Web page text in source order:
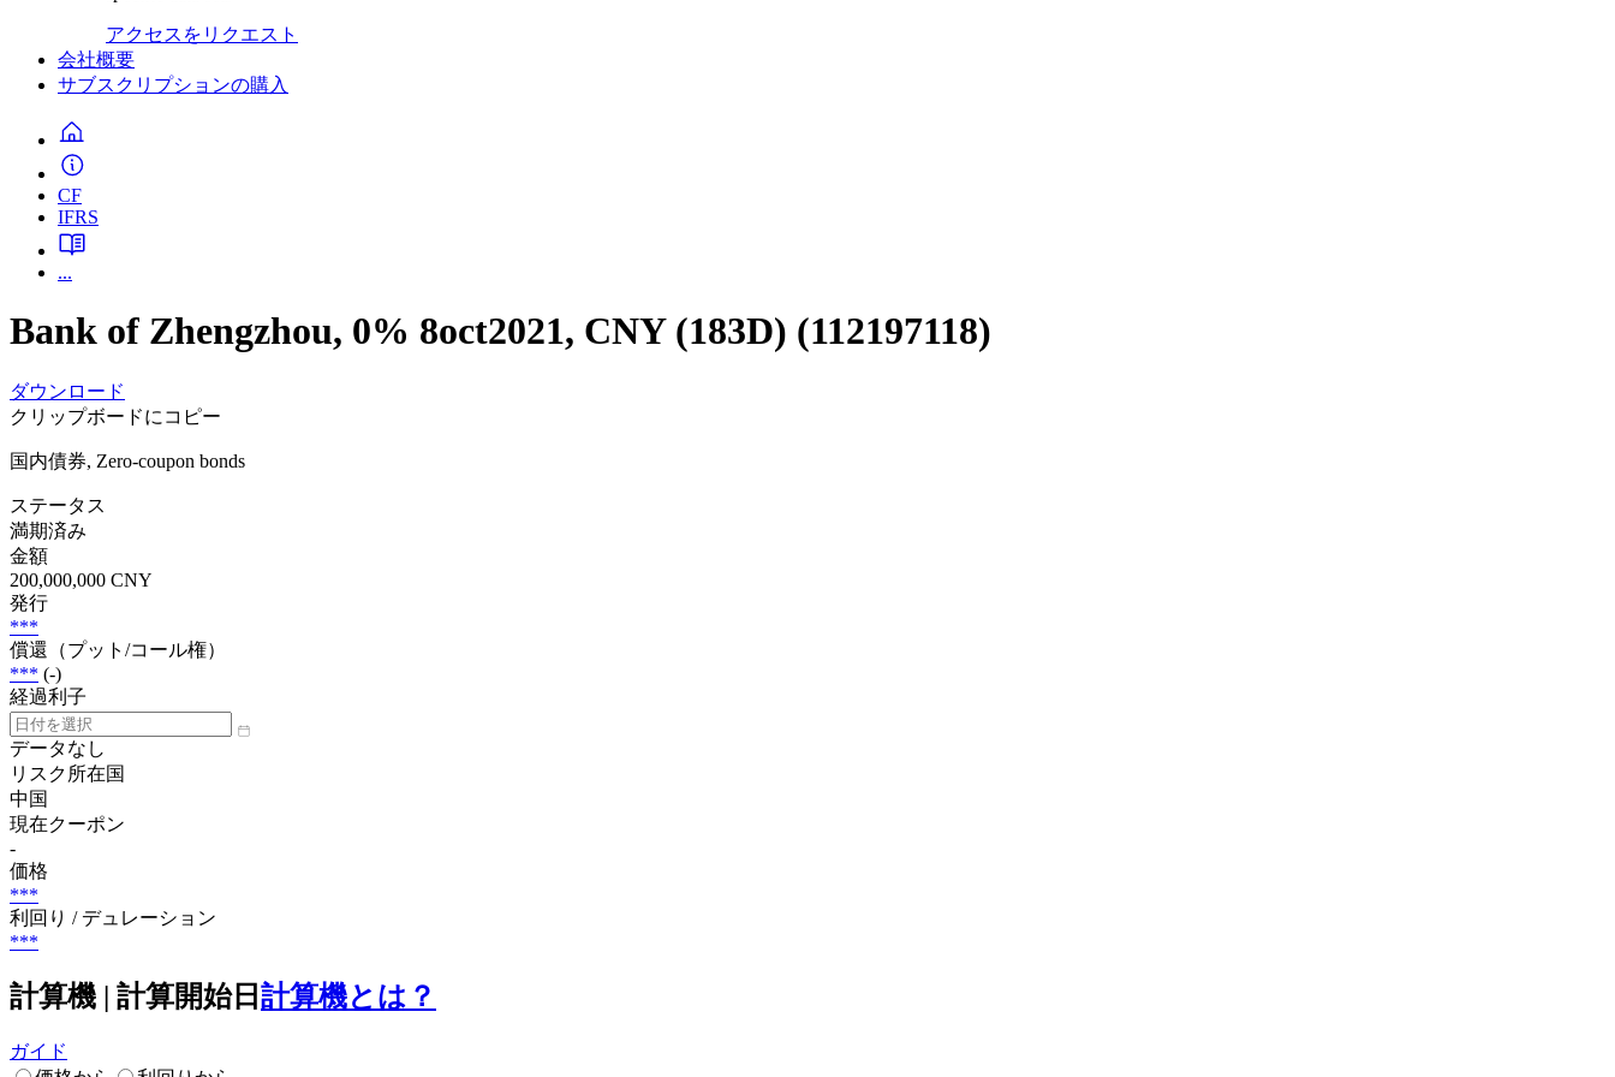
アクセスをリクエスト
会社概要
サブスクリプションの購入
CF
IFRS
...
Bank of Zhengzhou, 0% 8oct2021, CNY (183D) (112197118)
ダウンロード
クリップボードにコピー
国内債券, Zero-coupon bonds
ステータス
満期済み
金額
200,000,000 CNY
発行
***
償還（プット/コール権）
*** (-)
経過利子
データなし
リスク所在国
中国
現在クーポン
-
価格
***
利回り / デュレーション
***
計算機 | 計算開始日 計算機とは？
ガイド